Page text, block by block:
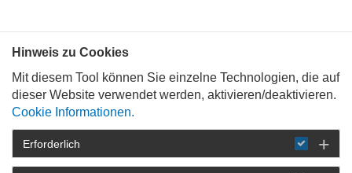
STARTSEITE
DETAIL
Hinweis zu Cookies
Mit diesem Tool können Sie einzelne Technologien, die auf
dieser Website verwendet werden, aktivieren/deaktivieren.
Cookie Informationen.
Erforderlich